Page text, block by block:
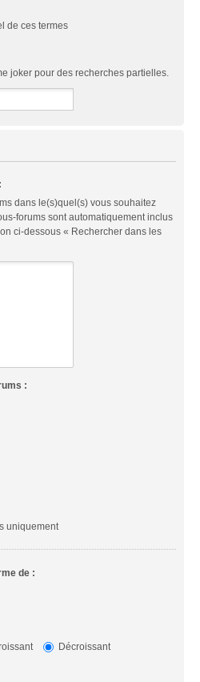
de ces termes
joker pour des recherches partielles.
dans le(s)quel(s) vous souhaitez
forums sont automatiquement inclus
ci-dessous « Rechercher dans les
:
uniquement
de :
Décroissant